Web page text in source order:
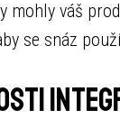
mohly váš
se snáz